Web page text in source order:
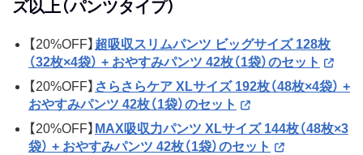
ズ以上（パンツタイプ）
【20%OFF】 超吸収スリムパンツ ビッグサイズ 128枚
（32枚×4袋） + おやすみパンツ 42枚（1袋）のセット
【20%OFF】 さらさらケア XLサイズ 192枚（48枚×4袋） +
おやすみパンツ 42枚（1袋）のセット
【20%OFF】 MAX吸収力パンツ XLサイズ 144枚（48枚×3
袋） + おやすみパンツ 42枚（1袋）のセット